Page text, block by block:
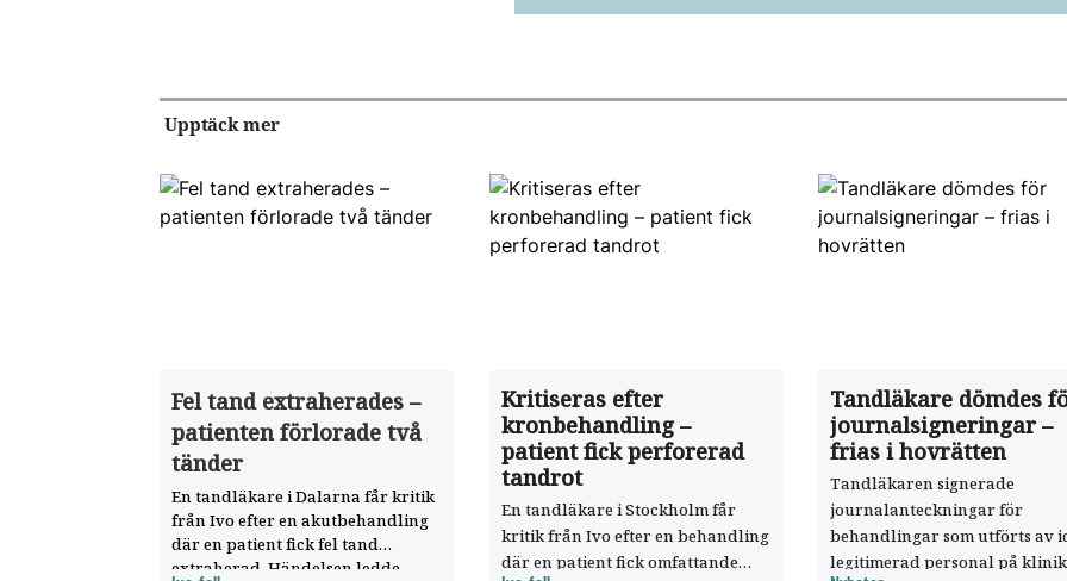
Upptäck mer
Fel tand extraherades –
patienten förlorade två
tänder
En tandläkare i Dalarna får kritik
från Ivo efter en akut­behandling
där en patient fick fel tand
extraherad. Händelsen ledde
Kritiseras efter
kronbehandling –
patient fick perforerad
tandrot
En tandläkare i Stockholm får
kritik från Ivo efter en behandling
där en ­patient fick omfattande
Tandläkare dömdes
journalsigneringar –
frias i hovrätten
Tandläkaren signerade
journalanteckningar för
behandlingar som utförts av
legitimerad personal på